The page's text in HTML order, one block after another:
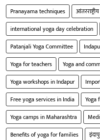
Pranayama techniques
international yoga day celebration
Patanjali Yoga Committee
Yoga for teachers
Yoga and
Yoga workshops in Indapur
Free yoga services in India
Yoga
Yoga camps in Maharashtra
Benefits of yoga for families